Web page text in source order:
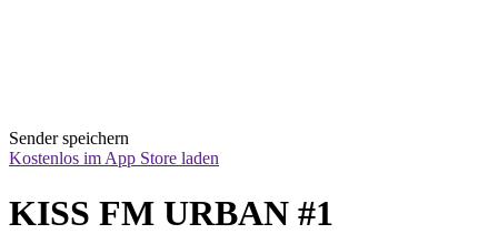
Sender speichern
Kostenlos im App Store laden
KISS FM URBAN #1